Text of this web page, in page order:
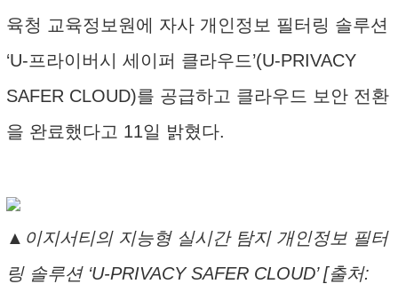
육청 교육정보원에 자사 개인정보 필터링 솔루션
‘U-프라이버시 세이퍼 클라우드’(U-PRIVACY
SAFER CLOUD)를 공급하고 클라우드 보안 전환
을 완료했다고 11일 밝혔다.
▲이지서티의 지능형 실시간 탐지 개인정보 필터
링 솔루션 ‘U-PRIVACY SAFER CLOUD’ [출처: